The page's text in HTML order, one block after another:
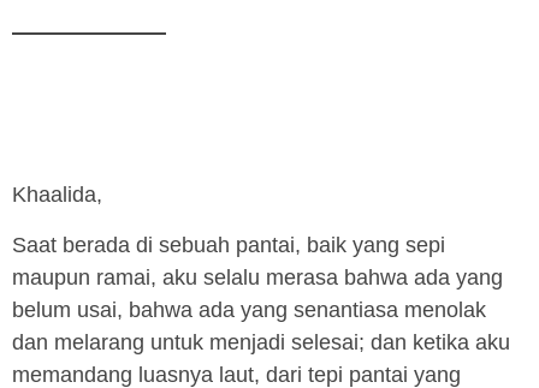
Khaalida,
Saat berada di sebuah pantai, baik yang sepi
maupun ramai, aku selalu merasa bahwa ada yang
belum usai, bahwa ada yang senantiasa menolak
dan melarang untuk menjadi selesai; dan ketika aku
memandang luasnya laut, dari tepi pantai yang